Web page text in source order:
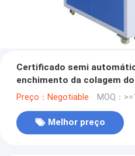
Certificado semi
enchimento da colagem
Preço：Negotiable MOQ：
Melhor preço